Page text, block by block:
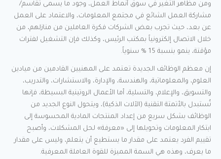
ومن مظاهر التغير في سوق أنماط العمل، وجود ما يسمى تقاسم/
مشاركة العمل الشائع في مجتمع المعلومات، والاعتماد على العمل
عن بعد، حيث تجرب بعض الشركات فكرة العاملين من منازلهم، من
خلال الاتصال إلكترونياً بمكتب الرئيس، وكذلك فإن التشغيل لفترات
مؤقتة، ينمو بنسبة 15 % سنوياً.
إن معظم الوظائف الجديدة تعتمد على المهنيين القادمين من ميادين
العلوم، والمعلوماتية، والهندسة، والإدارة، والاستشارات، والتدريب،
والتسويق، والإعلام، والتسلية، أما الأعمال الروتينية البسيطة، فإنها
تُستبدل بالأتمتة التقنية (الآلات الذكية)، ويتحول النوع الجديد من
الوظائف بشكل سريع من إعداد المنتجات المادية المحسوسة إلى
ابتكار المعلومات وتحويلها إلى «معرفة» لحل المشكلات، وأصبح
تقييم الفرد يعتمد على مقدار ما يستطيع أن يتعلم، وليس على مقدار
ما يعرف، وهذه هي السمة المميزة للقوة العاملة المعرفية.